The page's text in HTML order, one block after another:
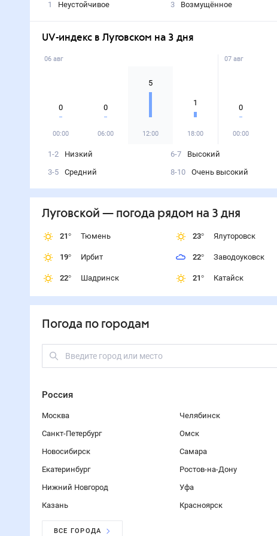
1
Неустойчивое
3
Возмущённое
UV-индекс в Луговском на 3 дня
06 авг
0
00:00
0
06:00
5
12:00
1
18:00
07 авг
0
00:00
1-2
Низкий
3-5
Средний
6-7
Высокий
8-10
Очень высокий
Луговской — погода рядом на 3 дня
21° Тюмень
19° Ирбит
22° Шадринск
23° Ялуторовск
22° Заводоуковск
21° Катайск
Погода по городам
Россия
Москва
Санкт-Петербург
Новосибирск
Екатеринбург
Нижний Новгород
Казань
Челябинск
Омск
Самара
Ростов-на-Дону
Уфа
Красноярск
ВСЕ ГОРОДА